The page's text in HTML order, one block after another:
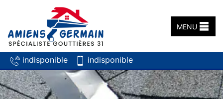
indisponible indisponible
MENU